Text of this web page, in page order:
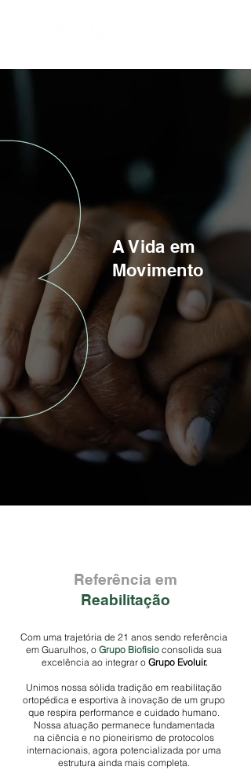
A Vida em
Movimento
Referência em
Reabilitação
Com uma trajetória de 21 anos sendo referência
em Guarulhos, o Grupo Biofisio consolida sua
excelência ao integrar o Grupo Evoluir.
Unimos nossa sólida tradição em reabilitação
ortopédica e esportiva à inovação de um grupo
que respira performance e cuidado humano.
Nossa atuação permanece fundamentada
na ciência e no pioneirismo de protocolos
internacionais, agora potencializada por uma
estrutura ainda mais completa.